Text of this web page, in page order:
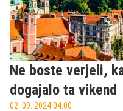
Ne boste verjeli,
dogajalo ta vikend
02. 09. 2024 04.00